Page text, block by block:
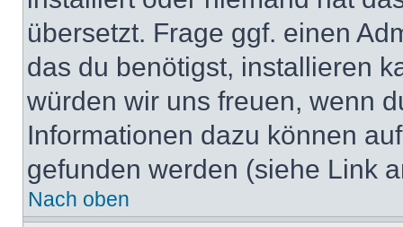
übersetzt. Frage ggf. einen
das du benötigst, installieren
würden wir uns freuen, wenn
Informationen dazu können
gefunden werden (siehe Link
Nach oben